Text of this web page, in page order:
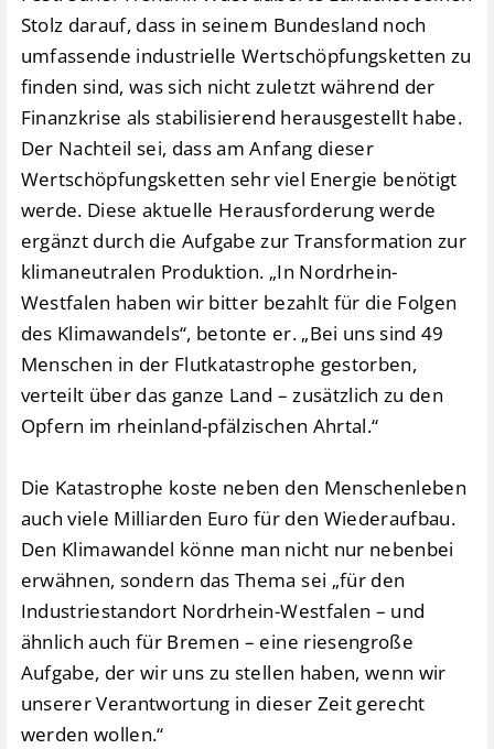
Stolz darauf, dass in seinem Bundesland noch
umfassende industrielle Wertschöpfungsketten zu
finden sind, was sich nicht zuletzt während der
Finanzkrise als stabilisierend herausgestellt habe.
Der Nachteil sei, dass am Anfang dieser
Wertschöpfungsketten sehr viel Energie benötigt
werde. Diese aktuelle Herausforderung werde
ergänzt durch die Aufgabe zur Transformation zur
klimaneutralen Produktion. „In Nordrhein-
Westfalen haben wir bitter bezahlt für die Folgen
des Klimawandels“, betonte er. „Bei uns sind 49
Menschen in der Flutkatastrophe gestorben,
verteilt über das ganze Land – zusätzlich zu den
Opfern im rheinland-pfälzischen Ahrtal.“
Die Katastrophe koste neben den Menschenleben
auch viele Milliarden Euro für den Wiederaufbau.
Den Klimawandel könne man nicht nur nebenbei
erwähnen, sondern das Thema sei „für den
Industriestandort Nordrhein-Westfalen – und
ähnlich auch für Bremen – eine riesengroße
Aufgabe, der wir uns zu stellen haben, wenn wir
unserer Verantwortung in dieser Zeit gerecht
werden wollen.“